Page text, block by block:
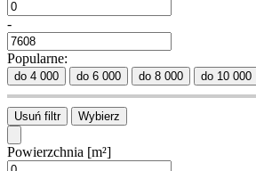
-
Popularne:
do 4 000 do 6 000 do 8 000 do 10 000
Usuń filtr Wybierz
Powierzchnia [m²]